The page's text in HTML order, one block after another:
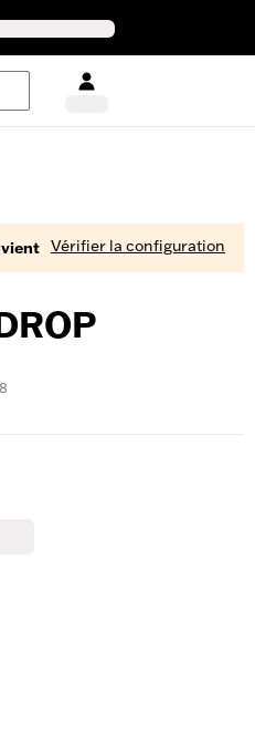
Vérifier la configuration